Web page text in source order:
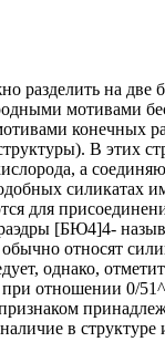
разделить на
мотивами
конечных
В этих
а
силикатах
для
[БЮ4]4-
относят
однако,
отношении 0/
в